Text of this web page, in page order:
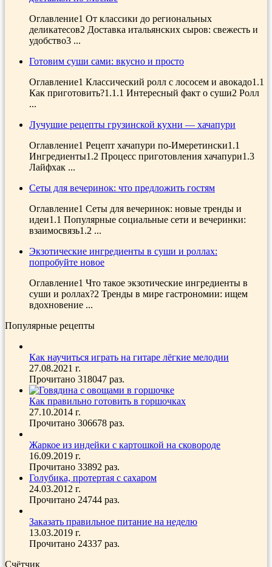
Оглавление1 От классики до региональных
деликатесов2 Доставка итальянских сыров: свежесть и
удобство3 ...
Готовим суши сами: вкусно и просто
Оглавление1 Классический ролл с лососем и авокадо1.1
Как приготовить?1.1.1 Интересный факт о суши2 Ролл
...
Лучушие рецепты грузинской кухни — хачапури
Оглавление1 Рецепт хачапури по-Имеретински1.1
Ингредиенты1.2 Процесс приготовления хачапури1.3
Лайфхак ...
Сеты для вечеринок: что предложить гостям
Оглавление1 Сеты для вечеринок: новые тренды и
идеи1.1 Популярные социальные сети и вечеринки:
взаимосвязь1.2 ...
Экзотические ингредиенты в суши и роллах:
попробуйте новое
Оглавление1 Что такое экзотические ингредиенты в
суши и роллах?2 Тренды в мире гастрономии: ищем
вдохновение ...
Популярные рецепты
Как научиться играть на гитаре лёгкие мелодии
27.08.2021 г.
Прочитано 318047 раз.
Как правильно готовить в горшочках
27.10.2014 г.
Прочитано 306678 раз.
Жаркое из индейки с картошкой на сковороде
16.09.2019 г.
Прочитано 33892 раз.
Голубика, протертая с сахаром
24.03.2012 г.
Прочитано 24744 раз.
Заказать правильное питание на неделю
13.03.2019 г.
Прочитано 24337 раз.
Счётчик